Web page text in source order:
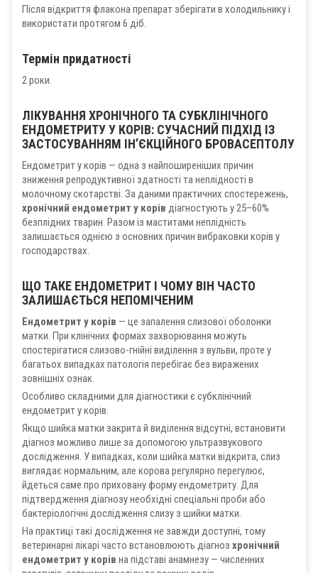
Після відкриття флакона препарат зберігати в холодильнику і
використати протягом 6 діб.
Термін придатності
2 роки.
ЛІКУВАННЯ ХРОНІЧНОГО ТА СУБКЛІНІЧНОГО
ЕНДОМЕТРИТУ У КОРІВ: СУЧАСНИЙ ПІДХІД ІЗ
ЗАСТОСУВАННЯМ ІН’ЄКЦІЙНОГО БРОВАСЕПТОЛУ
Ендометрит у корів — одна з найпоширеніших причин
зниження репродуктивної здатності та неплідності в
молочному скотарстві. За даними практичних спостережень,
хронічний ендометрит у корів діагностують у 25–60%
безплідних тварин. Разом із маститами неплідність
залишається однією з основних причин вибраковки корів у
господарствах.
ЩО ТАКЕ ЕНДОМЕТРИТ І ЧОМУ ВІН ЧАСТО
ЗАЛИШАЄТЬСЯ НЕПОМІЧЕНИМ
Ендометрит у корів — це запалення слизової оболонки
матки. При клінічних формах захворювання можуть
спостерігатися слизово-гнійні виділення з вульви, проте у
багатьох випадках патологія перебігає без виражених
зовнішніх ознак.
Особливо складними для діагностики є субклінічний
ендометрит у корів.
Якщо шийка матки закрита й виділення відсутні, встановити
діагноз можливо лише за допомогою ультразвукового
дослідження. У випадках, коли шийка матки відкрита, слиз
виглядає нормальним, але корова регулярно перегулює,
йдеться саме про приховану форму ендометриту. Для
підтвердження діагнозу необхідні спеціальні проби або
бактеріологічні дослідження слизу з шийки матки.
На практиці такі дослідження не завжди доступні, тому
ветеринарні лікарі часто встановлюють діагноз хронічний
ендометрит у корів на підставі анамнезу — численних